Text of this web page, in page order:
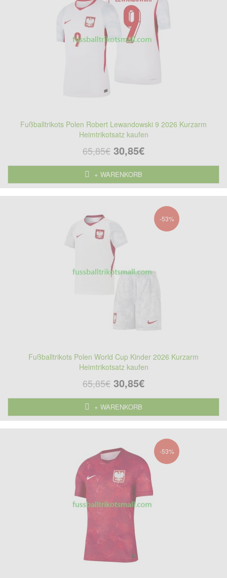
Fußballtrikots Polen Robert Lewandowski 9 2026 Kurzarm
Heimtrikotsatz kaufen
65,85€ 30,85€
+ WARENKORB
-53%
Fußballtrikots Polen World Cup Kinder 2026 Kurzarm
Heimtrikotsatz kaufen
65,85€ 30,85€
+ WARENKORB
-53%